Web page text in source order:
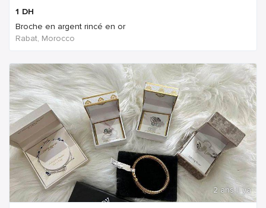
1 DH
Broche en argent rincé en or
Rabat, Morocco
2 ans Il ya